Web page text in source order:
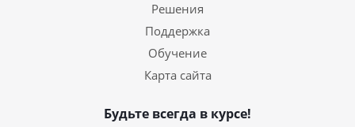
Решения
Поддержка
Обучение
Карта сайта
Будьте всегда в курсе!